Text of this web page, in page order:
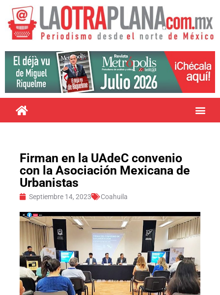
Firman en la UAdeC convenio
con la Asociación Mexicana de
Urbanistas
Septiembre 14, 2023 Coahuila